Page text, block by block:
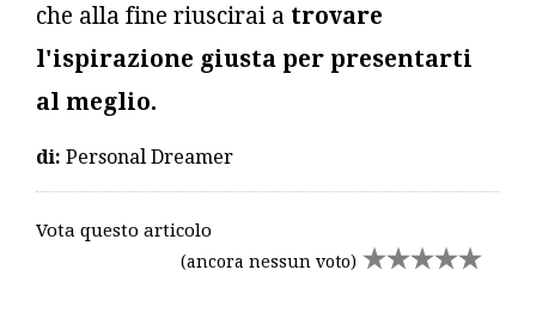
che alla fine riuscirai a trovare
l'ispirazione giusta per presentarti
al meglio.
di: Personal Dreamer
Vota questo articolo
(ancora nessun voto)